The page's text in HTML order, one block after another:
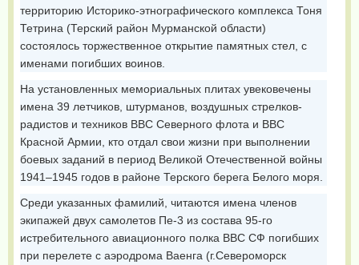
территорию Историко-этнографического комплекса Тоня
Тетрина (Терский район Мурманской области)
состоялось торжественное открытие памятных стел, с
именами погибших воинов.
На установленных мемориальных плитах увековечены
имена 39 летчиков, штурманов, воздушных стрелков-
радистов и техников ВВС Северного флота и ВВС
Красной Армии, кто отдал свои жизни при выполнении
боевых заданий в период Великой Отечественной войны
1941–1945 годов в районе Терского берега Белого моря.
Среди указанных фамилий, читаются имена членов
экипажей двух самолетов Пе-3 из состава 95-го
истребительного авиационного полка ВВС СФ погибших
при перелете с аэродрома Ваенга (г.Североморск